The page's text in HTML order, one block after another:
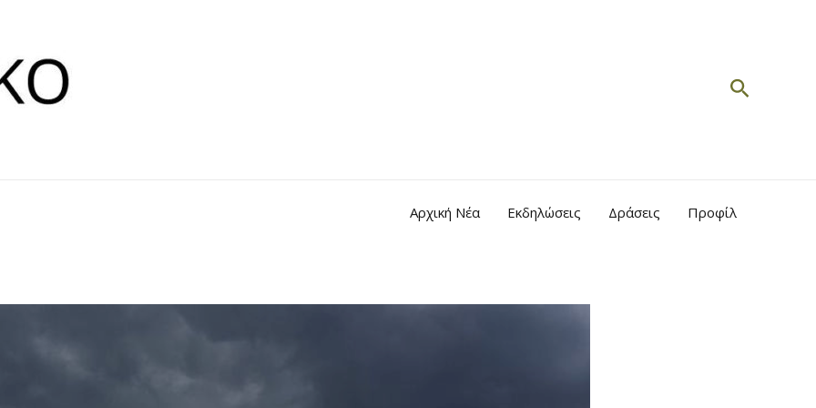
Search
Αρχική Νέα Εκδηλώσεις Δράσεις Προφίλ